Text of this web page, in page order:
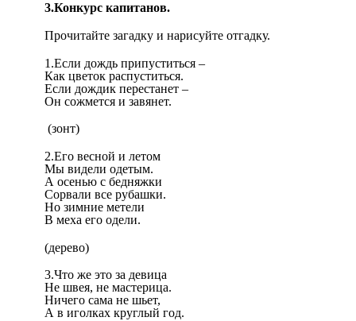
3.Конкурс капитанов.
Прочитайте загадку и нарисуйте отгадку.
1.Если дождь припуститься –
Как цветок распуститься.
Если дождик перестанет –
Он сожмется и завянет.
(зонт)
2.Его весной и летом
Мы видели одетым.
А осенью с бедняжки
Сорвали все рубашки.
Но зимние метели
В меха его одели.
(дерево)
3.Что же это за девица
Не швея, не мастерица.
Ничего сама не шьет,
А в иголках круглый год.